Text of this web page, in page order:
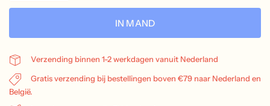
IN MAND
Verzending binnen 1-2 werkdagen vanuit Nederland
Gratis verzending bij bestellingen boven €79 naar Nederland en
België.